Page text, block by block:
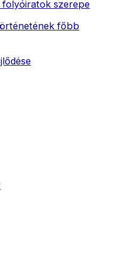
folyóiratok szerepe
főbb